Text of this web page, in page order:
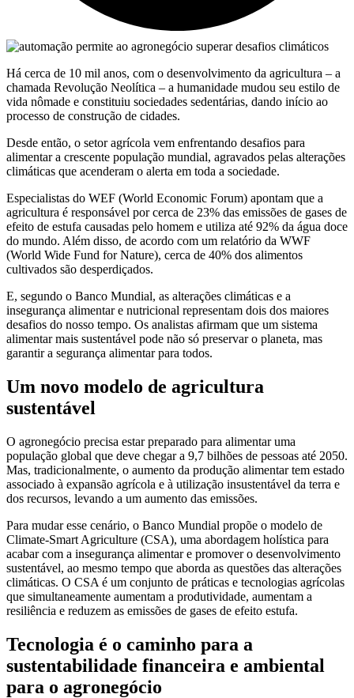
Há cerca de 10 mil anos, com o desenvolvimento da agricultura – a
chamada Revolução Neolítica – a humanidade mudou seu estilo de
vida nômade e constituiu sociedades sedentárias, dando início ao
processo de construção de cidades.
Desde então, o setor agrícola vem enfrentando desafios para
alimentar a crescente população mundial, agravados pelas alterações
climáticas que acenderam o alerta em toda a sociedade.
Especialistas do WEF (World Economic Forum) apontam que a
agricultura é responsável por cerca de 23% das emissões de gases de
efeito de estufa causadas pelo homem e utiliza até 92% da água doce
do mundo. Além disso, de acordo com um relatório da WWF
(World Wide Fund for Nature), cerca de 40% dos alimentos
cultivados são desperdiçados.
E, segundo o Banco Mundial, as alterações climáticas e a
insegurança alimentar e nutricional representam dois dos maiores
desafios do nosso tempo. Os analistas afirmam que um sistema
alimentar mais sustentável pode não só preservar o planeta, mas
garantir a segurança alimentar para todos.
Um novo modelo de agricultura
sustentável
O agronegócio precisa estar preparado para alimentar uma
população global que deve chegar a 9,7 bilhões de pessoas até 2050.
Mas, tradicionalmente, o aumento da produção alimentar tem estado
associado à expansão agrícola e à utilização insustentável da terra e
dos recursos, levando a um aumento das emissões.
Para mudar esse cenário, o Banco Mundial propõe o modelo de
Climate-Smart Agriculture (CSA), uma abordagem holística para
acabar com a insegurança alimentar e promover o desenvolvimento
sustentável, ao mesmo tempo que aborda as questões das alterações
climáticas. O CSA é um conjunto de práticas e tecnologias agrícolas
que simultaneamente aumentam a produtividade, aumentam a
resiliência e reduzem as emissões de gases de efeito estufa.
Tecnologia é o caminho para a
sustentabilidade financeira e ambiental
para o agronegócio